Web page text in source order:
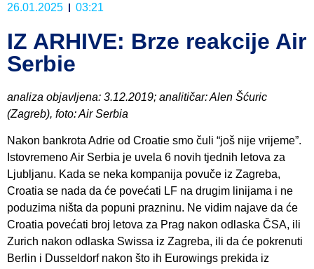
26.01.2025 03:21
IZ ARHIVE: Brze reakcije Air
Serbie
analiza objavljena: 3.12.2019; analitičar: Alen Šćuric
(Zagreb), foto: Air Serbia
Nakon bankrota Adrie od Croatie smo čuli “još nije vrijeme”.
Istovremeno Air Serbia je uvela 6 novih tjednih letova za
Ljubljanu. Kada se neka kompanija povuče iz Zagreba,
Croatia se nada da će povećati LF na drugim linijama i ne
poduzima ništa da popuni prazninu. Ne vidim najave da će
Croatia povećati broj letova za Prag nakon odlaska ČSA, ili
Zurich nakon odlaska Swissa iz Zagreba, ili da će pokrenuti
Berlin i Dusseldorf nakon što ih Eurowings prekida iz